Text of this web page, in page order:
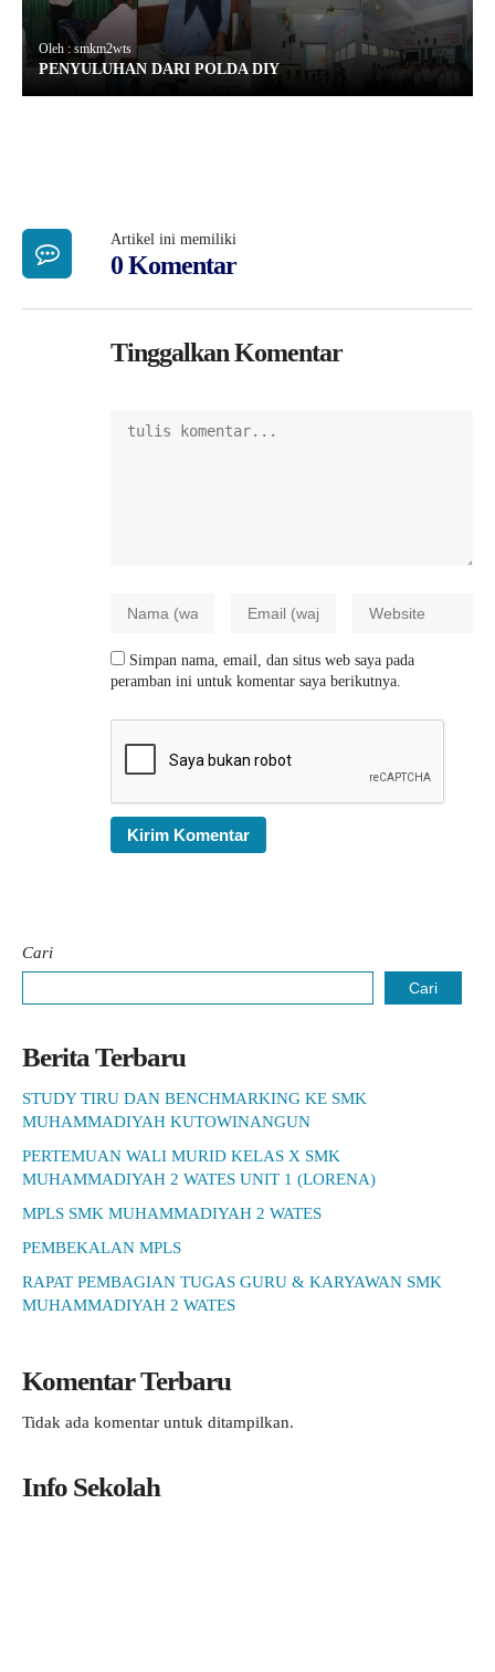
Oleh : smkm2wts
PENYULUHAN DARI POLDA DIY
Artikel ini memiliki
0 Komentar
Tinggalkan Komentar
Simpan nama, email, dan situs web saya pada
peramban ini untuk komentar saya berikutnya.
Cari
Cari
Berita Terbaru
STUDY TIRU DAN BENCHMARKING KE SMK
MUHAMMADIYAH KUTOWINANGUN
PERTEMUAN WALI MURID KELAS X SMK
MUHAMMADIYAH 2 WATES UNIT 1 (LORENA)
MPLS SMK MUHAMMADIYAH 2 WATES
PEMBEKALAN MPLS
RAPAT PEMBAGIAN TUGAS GURU & KARYAWAN SMK
MUHAMMADIYAH 2 WATES
Komentar Terbaru
Tidak ada komentar untuk ditampilkan.
Info Sekolah